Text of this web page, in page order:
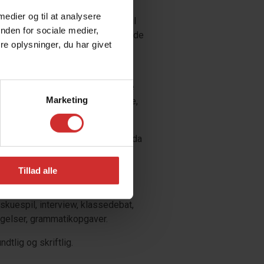
og til at analysere
for sociale medier,
oplysninger, du har givet
Marketing
Tillad alle
på et hold, der passer til
kan du se frem til en spændende
lande. Temaerne
Health, Entertainment, Crime,
world.
materialer og arbejdsformer, da
inspiration og tekster fra
noveller.
interview, klassedebat,
grammatikopgaver.
og skriftlig.